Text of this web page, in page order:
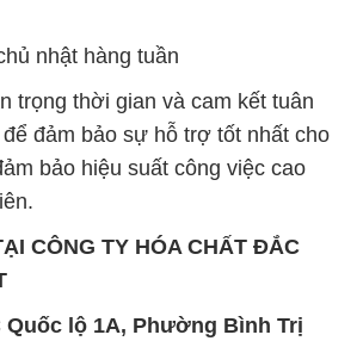
nhật hàng tuần
trọng thời gian và cam kết tuân
đảm bảo sự hỗ trợ tốt nhất cho
bảo hiệu suất công việc cao
CÔNG TY HÓA CHẤT ĐẮC
Quốc lộ 1A, Phường Bình Trị